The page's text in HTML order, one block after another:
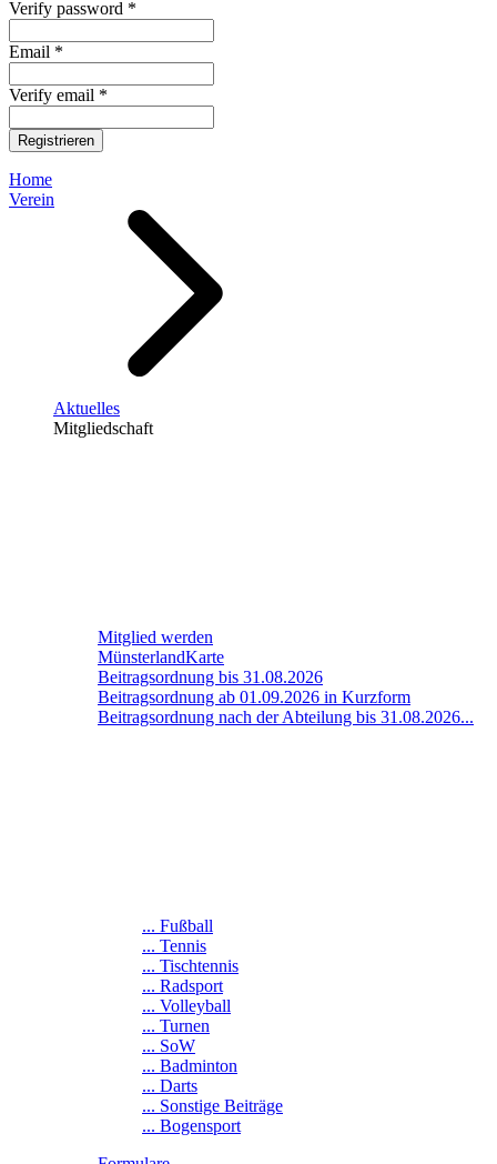
Verify password *
Email *
Verify email *
Registrieren
Home
Verein
Aktuelles
Mitgliedschaft
Mitglied werden
MünsterlandKarte
Beitragsordnung bis 31.08.2026
Beitragsordnung ab 01.09.2026 in Kurzform
Beitragsordnung nach der Abteilung bis 31.08.2026...
... Fußball
... Tennis
... Tischtennis
... Radsport
... Volleyball
... Turnen
... SoW
... Badminton
... Darts
... Sonstige Beiträge
... Bogensport